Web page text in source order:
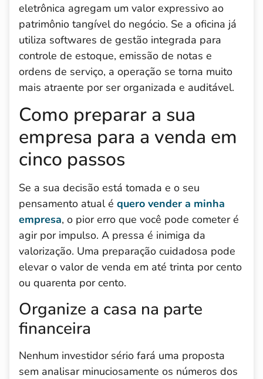
eletrônica agregam um valor expressivo ao
patrimônio tangível do negócio. Se a oficina já
utiliza softwares de gestão integrada para
controle de estoque, emissão de notas e
ordens de serviço, a operação se torna muito
mais atraente por ser organizada e auditável.
Como preparar a sua
empresa para a venda em
cinco passos
Se a sua decisão está tomada e o seu
pensamento atual é quero vender a minha
empresa, o pior erro que você pode cometer é
agir por impulso. A pressa é inimiga da
valorização. Uma preparação cuidadosa pode
elevar o valor de venda em até trinta por cento
ou quarenta por cento.
Organize a casa na parte
financeira
Nenhum investidor sério fará uma proposta
sem analisar minuciosamente os números dos